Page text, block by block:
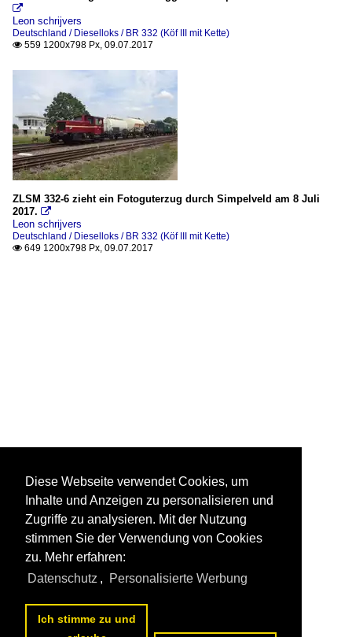

Leon schrijvers
Deutschland / Dieselloks / BR 332 (Köf III mit Kette)
 559 1200x798 Px, 09.07.2017
ZLSM 332-6 zieht ein Fotoguterzug durch Simpelveld am 8 Juli
2017. 
Leon schrijvers
Deutschland / Dieselloks / BR 332 (Köf III mit Kette)
 649 1200x798 Px, 09.07.2017
Diese Webseite verwendet Cookies, um
Inhalte und Anzeigen zu personalisieren und
Zugriffe zu analysieren. Mit der Nutzung
stimmen Sie der Verwendung von Cookies
zu. Mehr erfahren:
Datenschutz , Personalisierte Werbung
Ich stimme zu und